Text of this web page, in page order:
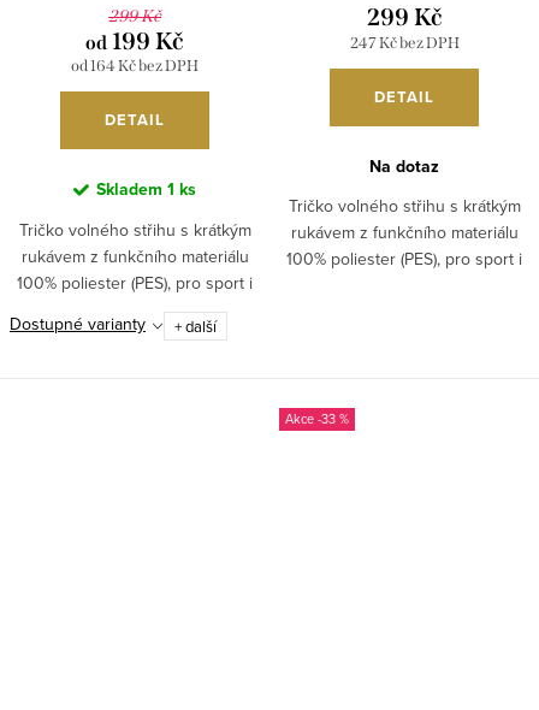
299 Kč
od 164 Kč bez DPH
od 199 Kč
DETAIL
Skladem 1 ks
Tričko volného střihu s krátkým
rukávem z funkčního materiálu
100% poliester (PES), pro sport i
běžné nošení. Není original.
Dostupné varianty + další
247 Kč bez DPH
299 Kč
DETAIL
Na dotaz
Tričko volného střihu s krátkým
rukávem z funkčního materiálu
100% poliester (PES), pro sport i
-33 %